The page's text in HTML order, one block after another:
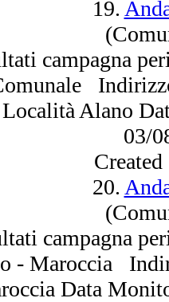
19.
campagna
Località Alano
03/
20.
campagna
- Maroccia
Data